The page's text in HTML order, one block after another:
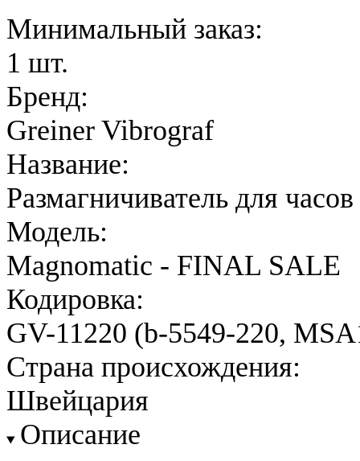
Минимальный заказ:
1 шт.
Бренд:
Greiner Vibrograf
Название:
Размагничиватель для часов
Модель:
Magnomatic - FINAL SALE
Кодировка:
GV-11220 (b-5549-220,
Страна происхождения:
Швейцария
Описание